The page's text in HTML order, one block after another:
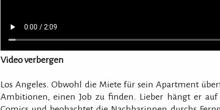
Video verbergen
Los Angeles. Obwohl die Miete für sein Apartment
Ambitionen, einen Job zu finden. Lieber hängt er